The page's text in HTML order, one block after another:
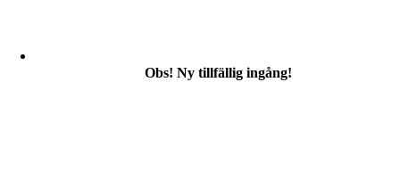
Obs! Ny tillfällig ingång!